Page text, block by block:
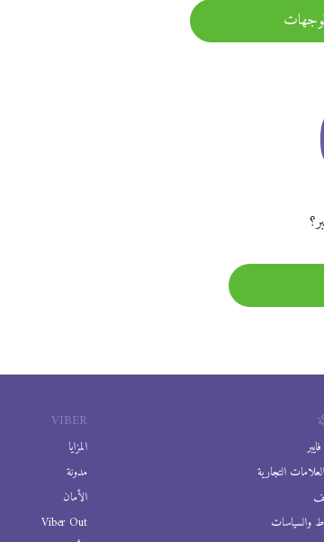
VIBER
المزايا
مدونة
الأمان
Viber Out
التجارية
والسياسات